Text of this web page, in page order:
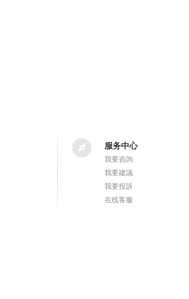
服务中心
我要咨詢
我要建議
我要投訴
在线客服